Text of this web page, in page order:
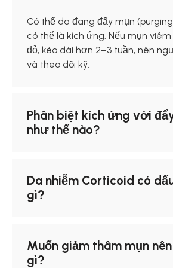
Có thể da đang đẩy mụn
có thể là kích ứng. Nếu mụn
đỏ, kéo dài hơn 2–3 tuần, nên
và theo dõi kỹ.
Phân biệt kích ứng với
như thế nào?
Da nhiễm Corticoid có
gì?
Muốn giảm thâm mụn
gì?